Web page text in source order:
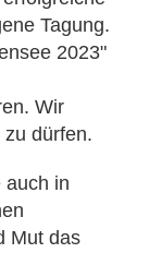
Tagung.
2023"
Wir
dürfen.
auch in
Mut das